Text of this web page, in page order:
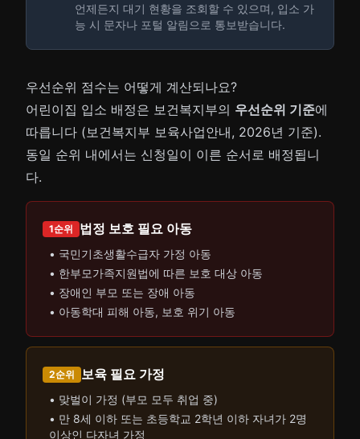
언제든지 대기 현황을 조회할 수 있으며, 입소 가
능 시 문자나 포털 알림으로 통보받습니다.
우선순위 점수는 어떻게 계산되나요?
어린이집 입소 배정은 보건복지부의 우선순위 기준에
따릅니다 (보건복지부 보육사업안내, 2026년 기준).
동일 순위 내에서는 신청일이 이른 순서로 배정됩니
다.
1순위 법정 보호 필요 아동
• 국민기초생활수급자 가정 아동
• 한부모가족지원법에 따른 보호 대상 아동
• 장애인 부모 또는 장애 아동
• 아동학대 피해 아동, 보호 위기 아동
2순위 보육 필요 가정
• 맞벌이 가정 (부모 모두 취업 중)
• 만 8세 이하 또는 초등학교 2학년 이하 자녀가 2명
이상인 다자녀 가정